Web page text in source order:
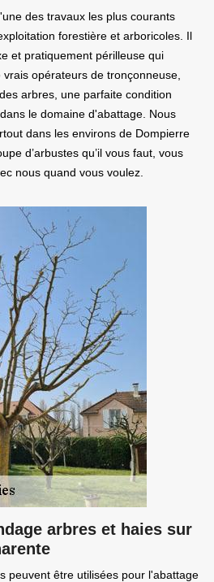
des travaux les plus courants
forestière et arboricoles. Il
et pratiquement périlleuse qui
opérateurs de tronçonneuse,
arbres, une parfaite condition
le domaine d'abattage. Nous
dans les environs de Dompierre
d’arbustes qu’il vous faut, vous
nous quand vous voulez.
arbres et haies sur
peuvent être utilisées pour l'abattage